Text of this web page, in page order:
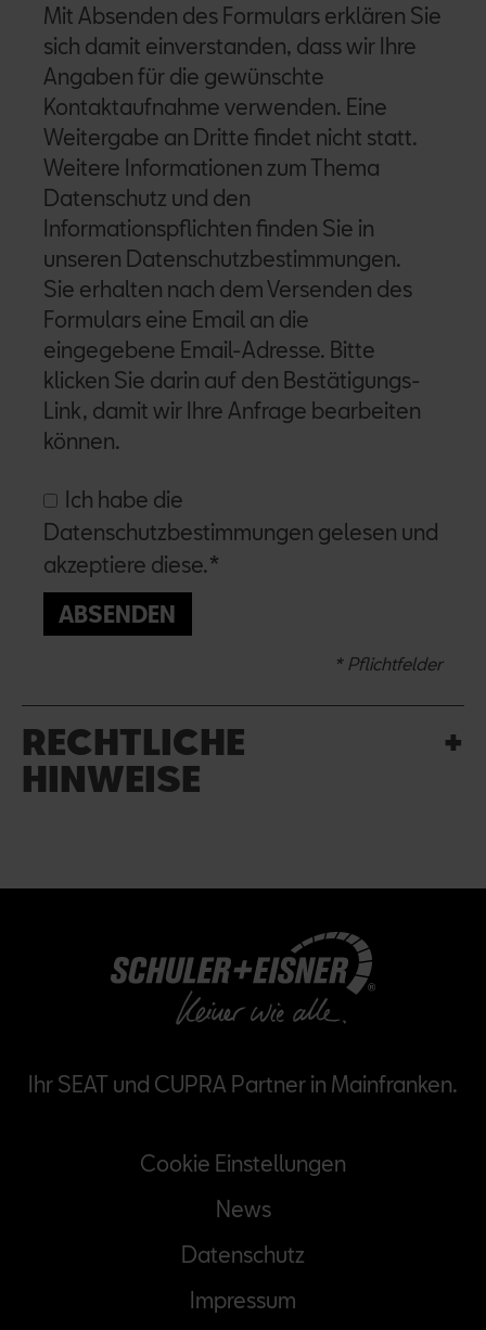
Mit Absenden des Formulars erklären Sie
sich damit einverstanden, dass wir Ihre
Angaben für die gewünschte
Kontaktaufnahme verwenden. Eine
Weitergabe an Dritte findet nicht statt.
Weitere Informationen zum Thema
Datenschutz und den
Informationspflichten finden Sie in
unseren Datenschutzbestimmungen.
Sie erhalten nach dem Versenden des
Formulars eine Email an die
eingegebene Email-Adresse. Bitte
klicken Sie darin auf den Bestätigungs-
Link, damit wir Ihre Anfrage bearbeiten
können.
Ich habe die
Datenschutzbestimmungen gelesen und
akzeptiere diese.*
ABSENDEN
* Pflichtfelder
RECHTLICHE
HINWEISE
Ihr SEAT und CUPRA Partner in Mainfranken.
Cookie Einstellungen
News
Datenschutz
Impressum